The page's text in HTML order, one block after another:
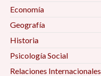
Economía
Geografía
Historia
Psicología Social
Relaciones Internacionales